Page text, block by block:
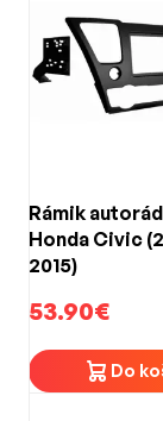
Rámik
Honda Civic
2015)
53.90€
Do